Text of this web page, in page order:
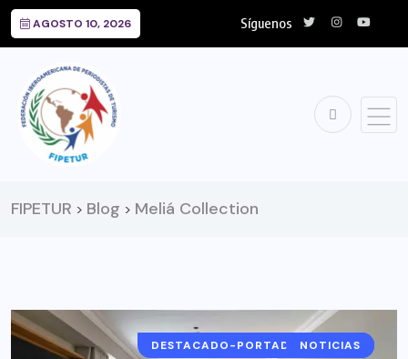
AGOSTO 10, 2026 Síguenos
FIPETUR > Blog > Meliá Collection
ARGENTINA
DESTACADO-PORTADA-DESTINO
NOTICIAS